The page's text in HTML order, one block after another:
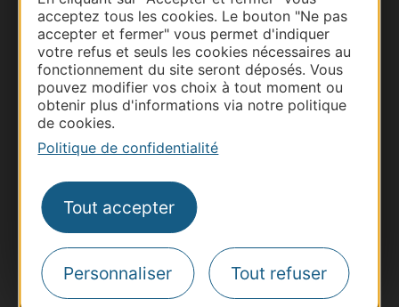
acceptez tous les cookies. Le bouton "Ne pas
accepter et fermer" vous permet d'indiquer
votre refus et seuls les cookies nécessaires au
fonctionnement du site seront déposés. Vous
pouvez modifier vos choix à tout moment ou
obtenir plus d'informations via notre politique
de cookies.
Politique de confidentialité
Tout accepter
Personnaliser Tout refuser
Documentation
Thermalisme
Business/Mice
Pros d'Occitanie
Site presse et d'influence